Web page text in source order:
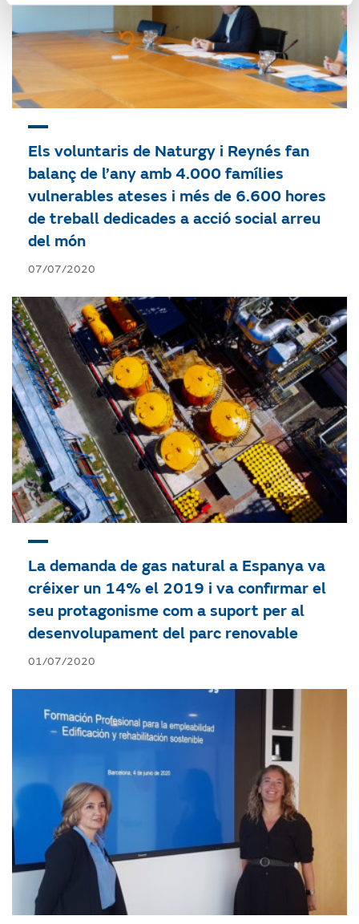
Els voluntaris de Naturgy i Reynés fan
balanç de l’any amb 4.000 famílies
vulnerables ateses i més de 6.600 hores
de treball dedicades a acció social arreu
del món
07/07/2020
La demanda de gas natural a Espanya va
créixer un 14% el 2019 i va confirmar el
seu protagonisme com a suport per al
desenvolupament del parc renovable
01/07/2020